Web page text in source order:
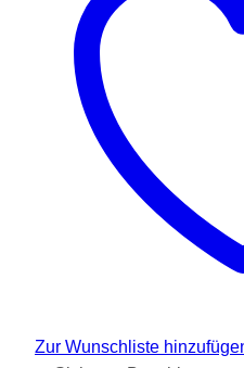
Zur Wunschliste